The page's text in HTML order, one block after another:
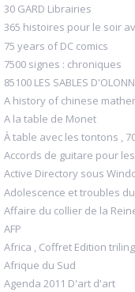
30 GARD Librairies
365 histoires pour le soir
75 years of DC comics
7500 signes : chroniques
85100 LES SABLES
A history of chinese
A la table de Monet
À table avec les tontons ,
Accords de guitare pour
Active Directory sous
Adolescence et troubles
Affaire du collier de la
AFP
Africa , Coffret Edition
Afrique du Sud
Agenda 2011 D'art d'art